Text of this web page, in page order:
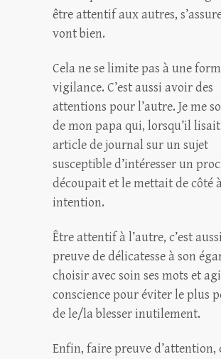
être attentif aux autres,
vont bien.
Cela ne se limite pas à une
vigilance. C’est aussi avoir des
attentions pour l’autre. Je me
de mon papa qui, lorsqu’il
article de journal sur un sujet
susceptible d’intéresser un
découpait et le mettait de côté
intention.
Être attentif à l’autre, c’est
preuve de délicatesse à son
choisir avec soin ses mots et
conscience pour éviter le plus
de le/la blesser inutilement.
Enfin, faire preuve d’attention,